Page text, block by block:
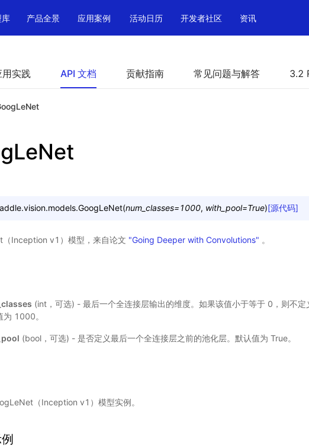
库 产品全景 应用案例 活动日历 开发者社区 资讯
用实践 API 文档 贡献指南 常见问题与解答 3.2
GoogLeNet(num_classes=1000, with_pool=True)[源代码]
（Inception v1）模型，来自论文 "Going Deeper with Convolutions" 。
(int，可选) - 最后一个全连接层输出的维度。如果该值小于等于 0，则不定
为 1000。
(bool，可选) - 是否定义最后一个全连接层之前的池化层。默认值为 True。
（Inception v1）模型实例。